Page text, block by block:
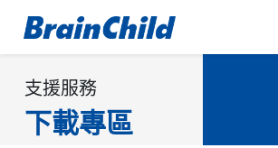
支援服務
下載專區